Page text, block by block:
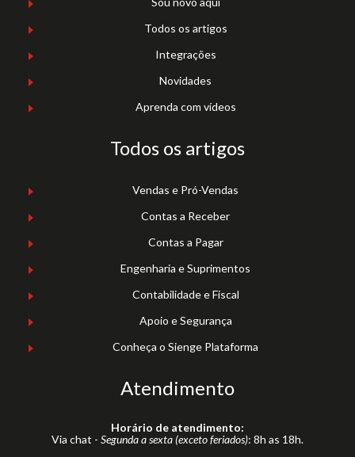
Todos os artigos
Integrações
Novidades
Aprenda com vídeos
Todos os artigos
Vendas e Pró-Vendas
Contas a Receber
Contas a Pagar
Engenharia e Suprimentos
Contabilidade e Fiscal
Apoio e Segurança
Conheça o Sienge Plataforma
Atendimento
Horário de atendimento:
Via chat - Segunda a sexta (exceto feriados): 8h as 18h.